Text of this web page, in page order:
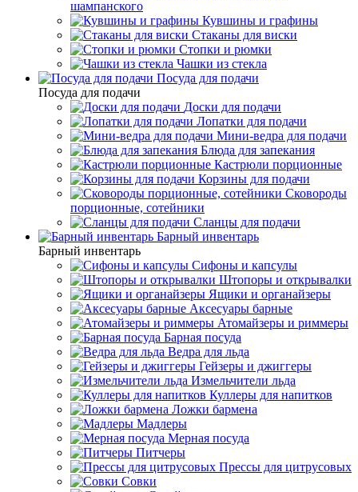
шампанского
Кувшины и графины
Стаканы для виски
Стопки и рюмки
Чашки из стекла
Посуда для подачи
Посуда для подачи
Доски для подачи
Лопатки для подачи
Мини-ведра для подачи
Блюда для запекания
Кастрюли порционные
Корзины для подачи
Сковороды
порционные, сотейники
Сланцы для подачи
Барный инвентарь
Барный инвентарь
Сифоны и капсулы
Штопоры и открывалки
Ящики и органайзеры
Аксесуары барные
Атомайзеры и риммеры
Барная посуда
Ведра для льда
Гейзеры и джиггеры
Измельчители льда
Куллеры для напитков
Ложки бармена
Мадлеры
Мерная посуда
Питчеры
Прессы для цитрусовых
Совки